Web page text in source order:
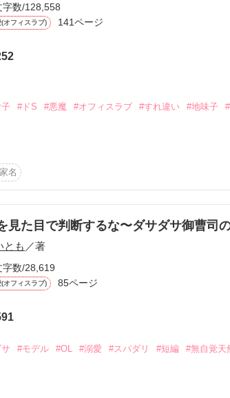
りがとうございます！
励みになりますっ！
𓈒𓏸˙˳⋆
ました！
おかげです。
す｡:+((*´艸`))+:｡！！
。
事はすべて架空のものです。
して制作しています。
片に
。
作品を読む
字数/128,558
(オフィスラブ) 141ページ
#ドS #悪魔 #オフィスラブ #すれ違い #地味子
ドだ」
いている
せだ〜！
名
見た目で判断するな〜ダサダサ御曹司
とも ／著
字数/28,619
(オフィスラブ) 85ページ
#モデル #OL #溺愛 #スパダリ #短編 #無自覚天